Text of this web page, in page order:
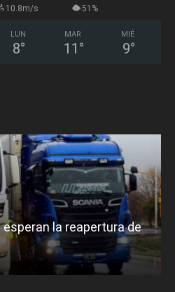
10.8m/s 51%
LUN
8°
MAR
11 °
MIÉ
9°
la reapertura de